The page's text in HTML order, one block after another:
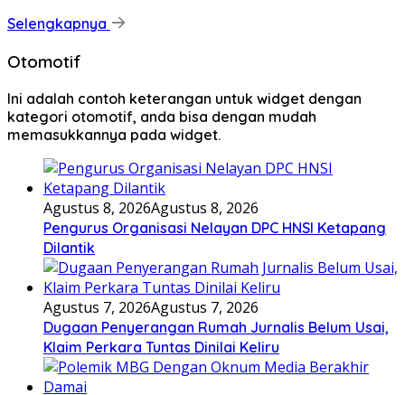
Selengkapnya
Otomotif
Ini adalah contoh keterangan untuk widget dengan
kategori otomotif, anda bisa dengan mudah
memasukkannya pada widget.
Agustus 8, 2026Agustus 8, 2026
Pengurus Organisasi Nelayan DPC HNSI Ketapang
Dilantik
Agustus 7, 2026Agustus 7, 2026
Dugaan Penyerangan Rumah Jurnalis Belum Usai,
Klaim Perkara Tuntas Dinilai Keliru